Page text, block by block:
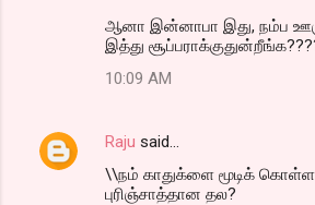
ஆனா இன்னாபா இது, நம்ப
இத்து
10:09 AM
Raju said…
\\நம் காதுக்ளை மூடிக் கொள்ள
புரிஞ்சாத்தான தல?